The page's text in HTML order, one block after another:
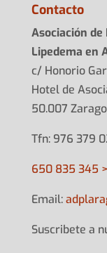
Contacto
Asociación
Lipedema en
c/ Honorio
Hotel de
50.007
Tfn: 976 379
650 835 345
Email:
Suscribete a